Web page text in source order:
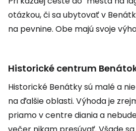
otázkou, či sa ubytovať v
na pevnine. Obe majú svoje
Historické centrum
Historické Benátky sú malé a
na ďalšie oblasti. Výhoda je
priamo v centre diania a